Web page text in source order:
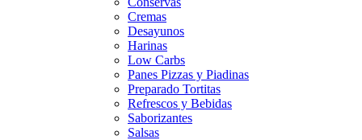
Cremas
Desayunos
Harinas
Low Carbs
Panes Pizzas y Piadinas
Preparado Tortitas
Refrescos y Bebidas
Saborizantes
Salsas